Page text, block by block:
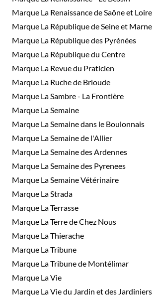
Marque La Renaissance de Saône et Loire
Marque La République de Seine et Marne
Marque La République des Pyrénées
Marque La République du Centre
Marque La Revue du Praticien
Marque La Ruche de Brioude
Marque La Sambre - La Frontière
Marque La Semaine
Marque La Semaine dans le Boulonnais
Marque La Semaine de l'Allier
Marque La Semaine des Ardennes
Marque La Semaine des Pyrenees
Marque La Semaine Vétérinaire
Marque La Strada
Marque La Terrasse
Marque La Terre de Chez Nous
Marque La Thierache
Marque La Tribune
Marque La Tribune de Montélimar
Marque La Vie
Marque La Vie du Jardin et des Jardiniers